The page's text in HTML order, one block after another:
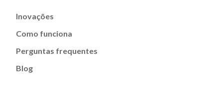
Inovações
Como funciona
Perguntas frequentes
Blog